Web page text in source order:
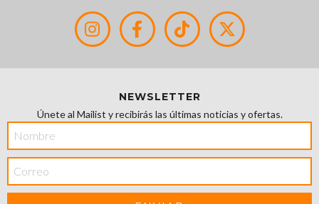
NEWSLETTER
Únete al Mailist y recibirás las últimas noticias y ofertas.